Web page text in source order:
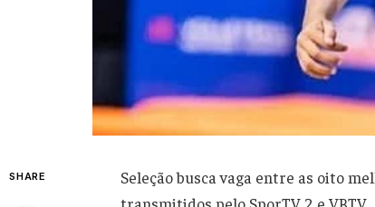
SHARE
Seleção busca vaga entre as oito